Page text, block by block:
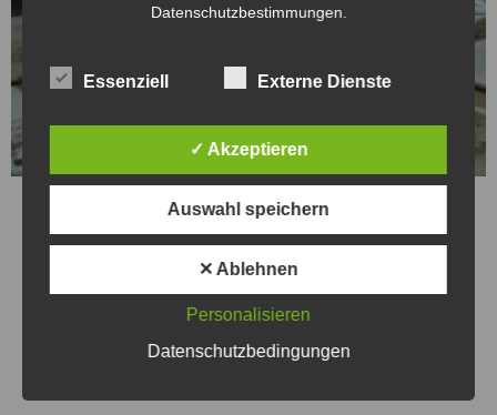
Datenschutzbestimmungen.
Essenziell Externe Dienste
✓ Akzeptieren
Auswahl speichern
✕ Ablehnen
Personalisieren
Datenschutzbedingungen